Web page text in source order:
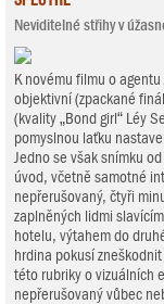
Neviditelné střihy v
K novému filmu o
objektivní (zpackané
(kvality „Bond girl“ Léy
pomyslnou laťku
Jedno se však snímku
úvod, včetně samotné
nepřerušovaný, čtyři
zaplněných lidmi
hotelu, výtahem do
hrdina pokusí
této rubriky o vizuálních
nepřerušovaný vůbec